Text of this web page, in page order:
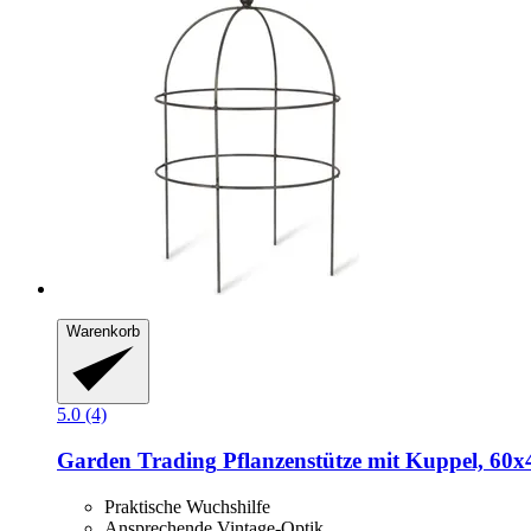
Warenkorb
5.0 (4)
Garden Trading Pflanzenstütze mit Kuppel,
Praktische Wuchshilfe